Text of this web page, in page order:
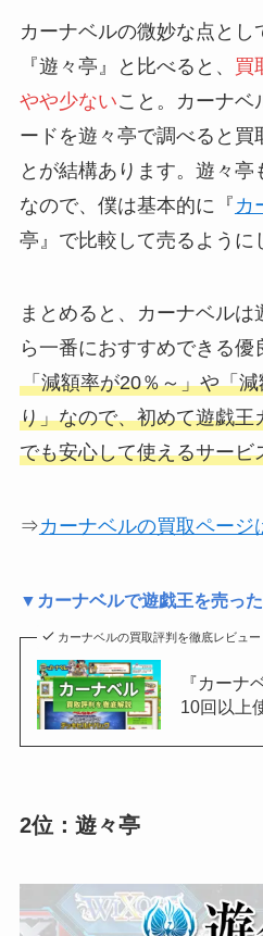
カーナベルの微妙な点とし
『遊々亭』と比べると、
買
やや少ないこと。カーナベ
ードを遊々亭で調べると買
とが結構あります。遊々亭
なので、僕は基本的に『 カ
亭』で比較して売るように
まとめると、カーナベル
ら一番におすすめできる優
「減額率が20％～」や「
り」なので、初めて遊戯王
でも安心して使えるサービ
⇒カーナベルの買取ページ
▼カーナベルで遊戯王を売っ
カーナベルの買取評判を徹底レビュー
『カーナ
10回以上
2位：遊々亭